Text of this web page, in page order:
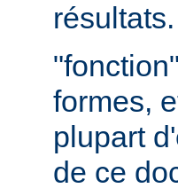
résultats.
formes,
plupart
de ce